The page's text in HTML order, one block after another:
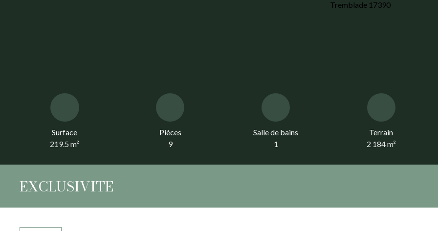
Surface
219.5m²
Pièces
9
Salle de bains
1
Terrain
2 184m²
EXCLUSIVITE